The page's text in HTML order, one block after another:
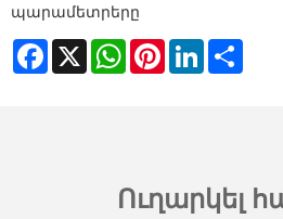
պարամետրերը
Facebook
X WhatsAppPinterestLinkedIn
Ուղարկել